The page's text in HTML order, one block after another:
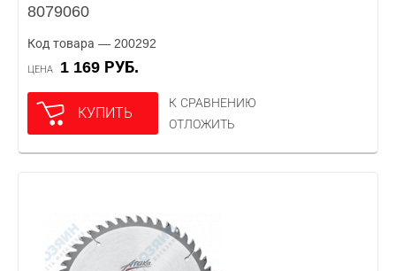
8079060
Код товара — 200292
ЦЕНА 1 169 РУБ.
КУПИТЬ
К СРАВНЕНИЮ
ОТЛОЖИТЬ